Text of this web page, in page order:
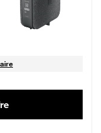
mois, Sans engagement